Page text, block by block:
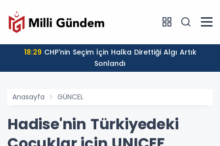
18:29
Sonlandı
Anasayfa GÜNCEL
Hadise'nin Türkiyedeki